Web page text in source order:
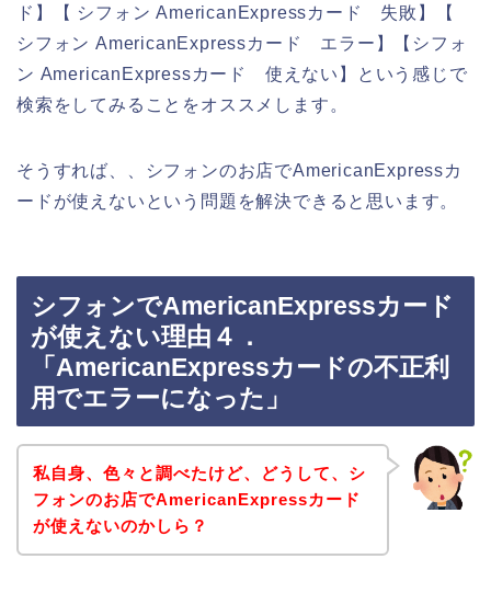
ド】【 シフォン AmericanExpressカード 失敗】【
シフォン AmericanExpressカード エラー】【シフォ
ン AmericanExpressカード 使えない】という感じで
検索をしてみることをオススメします。
そうすれば、、シフォンのお店でAmericanExpressカ
ードが使えないという問題を解決できると思います。
シフォンでAmericanExpressカード
が使えない理由４．
「AmericanExpressカードの不正利
用でエラーになった」
私自身、色々と調べたけど、どうして、シ
フォンのお店でAmericanExpressカード
が使えないのかしら？